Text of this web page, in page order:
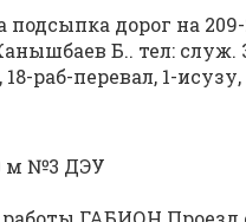
подсыпка дорог на
Б.. тел: служ.
раб-перевал, 1-
м №3 ДЭУ